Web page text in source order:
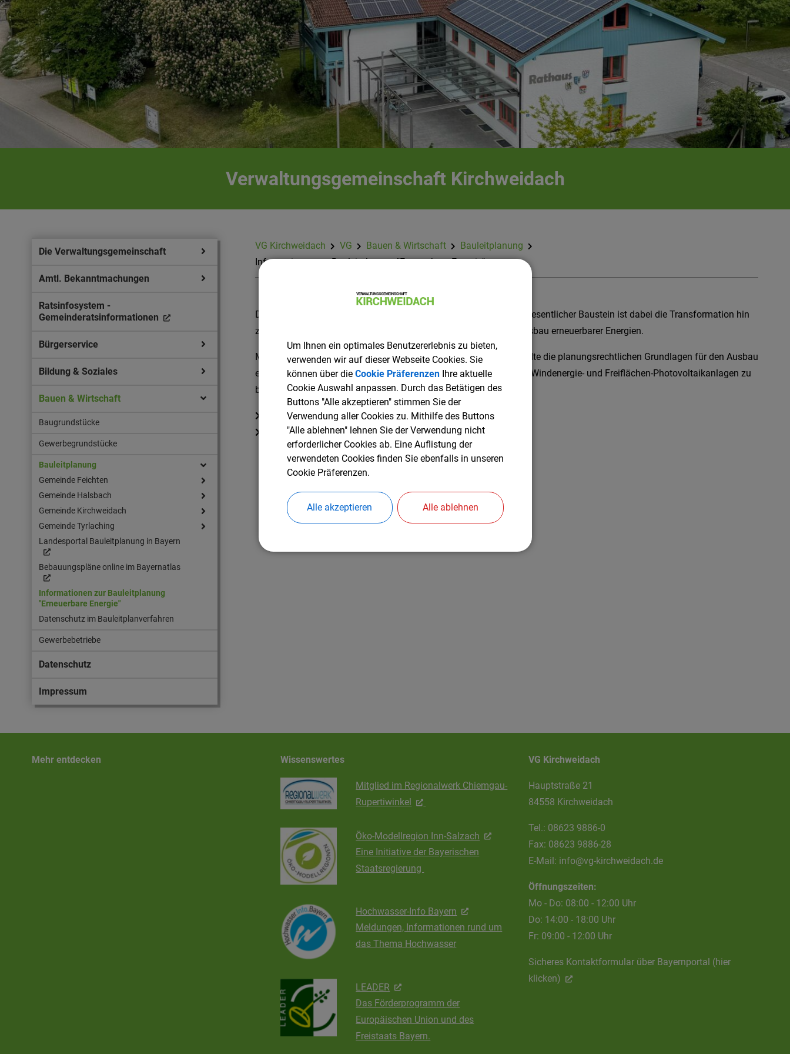
Verwaltungsgemeinschaft Kirchweidach
Die Verwaltungsgemeinschaft
Amtl. Bekanntmachungen
Ratsinfosystem -
Gemeinderatsinformationen
Bürgerservice
Bildung & Soziales
Bauen & Wirtschaft
Baugrundstücke
Gewerbegrundstücke
Bauleitplanung
Gemeinde Feichten
Gemeinde Halsbach
Gemeinde Kirchweidach
Gemeinde Tyrlaching
Landesportal Bauleitplanung in Bayern
Bebauungspläne online im Bayernatlas
Informationen zur Bauleitplanung
"Erneuerbare Energie"
Datenschutz im Bauleitplanverfahren
Gewerbebetriebe
Datenschutz
Impressum
VG Kirchweidach VG Bauen & Wirtschaft
Bauleitplanung
Informationen zur Bauleitplanung "Erneuerbare Energie"
Der Weg zur Klimaneutralität ist eine große Herausforderung. Ein wesentlicher Baustein ist dabei die Transformation hin
zu einer nachhaltigen und stabilen Stromversorgung durch den Ausbau erneuerbarer Energien.
Mit der Aufstellung von Bauleitplänen können Gemeinden und Städte die planungsrechtlichen Grundlagen für den Ausbau
erneuerbarer Energien schaffen. Was es bei der Bauleitplanung für Windenergie- und Freiflächen-Photovoltaikanlagen zu
beachten gilt, können Sie in den anliegenden Flyern nachlesen.
StMB_2024-04_Bauleitplanung-Solarenergie-bf.pdf
StMB_2024-04_Bauleitplanung-Windenergie-bf.pdf
Mehr entdecken Wissenswertes
Mitglied im Regionalwerk Chiemgau-
Rupertiwinkel
Öko-Modellregion Inn-Salzach
Eine Initiative der Bayerischen
Staatsregierung
Hochwasser-Info Bayern
Meldungen, Informationen rund um
das Thema Hochwasser
LEADER
Das Förderprogramm der
Europäischen Union und des
Freistaats Bayern.
VG Kirchweidach
Hauptstraße 21
84558 Kirchweidach
Tel.: 08623 9886-0
Fax: 08623 9886-28
E-Mail: info@vg-kirchweidach.de
Öffnungszeiten:
Mo - Do: 08:00 - 12:00 Uhr
Do: 14:00 - 18:00 Uhr
Fr: 09:00 - 12:00 Uhr
Sicheres Kontaktformular über Bayernportal (hier
klicken)
Um Ihnen ein optimales Benutzererlebnis zu bieten,
verwenden wir auf dieser Webseite Cookies. Sie
können über die Cookie PräferenzenIhre aktuelle
Cookie Auswahl anpassen. Durch das Betätigen des
Buttons "Alle akzeptieren" stimmen Sie der
Verwendung aller Cookies zu. Mithilfe des Buttons
"Alle ablehnen" lehnen Sie der Verwendung nicht
erforderlicher Cookies ab. Eine Auflistung der
verwendeten Cookies finden Sie ebenfalls in unseren
Cookie Präferenzen.
Alle akzeptieren Alle ablehnen